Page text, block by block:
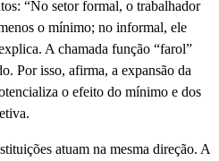
“No setor formal, o trabalhador
o mínimo; no informal, ele
A chamada função “farol”
Por isso, afirma, a expansão da
o efeito do mínimo e dos
atuam na mesma direção. A